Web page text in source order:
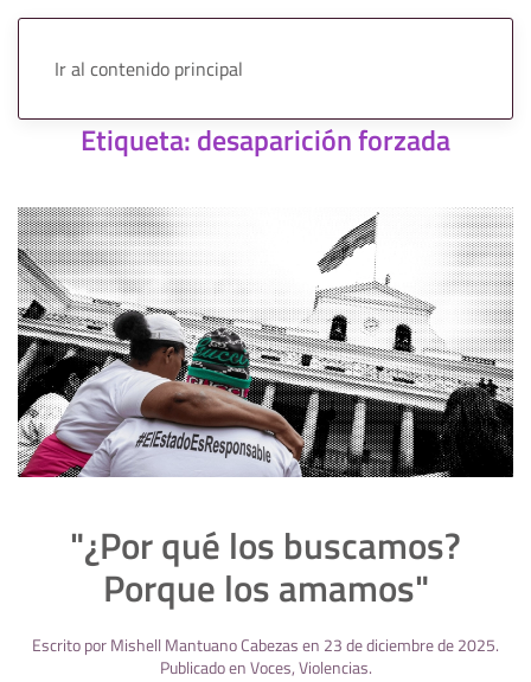
Ir al contenido principal
Etiqueta:desaparición forzada
"¿Por qué los buscamos?
Porque los amamos"
Escrito porMishell Mantuano Cabezasen 23 de diciembre de 2025.
Publicado enVoces,Violencias.